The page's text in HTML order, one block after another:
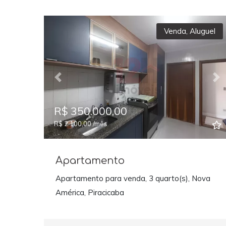
Previous
Venda Aluguel
R$ 350.000,00
R$ 2.100,00 /mês
Apartamento
Apartamento para venda, 3 quarto(s), Nova
América, Piracicaba